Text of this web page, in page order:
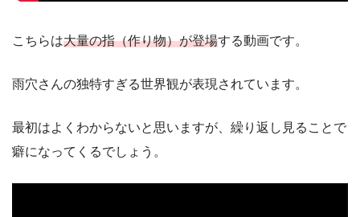
こちらは大量の指（作り物）が登場する動画です。
雨穴さんの独特すぎる世界観が表現されています。
最初はよくわからないと思いますが、繰り返し見ることで
癖になってくるでしょう。